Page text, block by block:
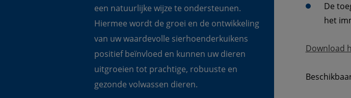
een natuurlijke wijze te ondersteunen.
Hiermee wordt de groei en de ontwikkeling
van uw waardevolle sierhoenderkuikens
positief beïnvloed en kunnen uw dieren
uitgroeien tot prachtige, robuuste en
gezonde volwassen dieren.
De
het
Download